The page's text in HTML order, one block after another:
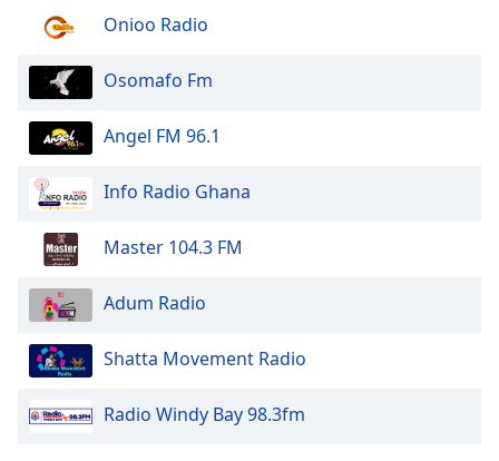
Opacity
Background
Color
Opacity
Caption
Background
Color
Onioo Radio
Osomafo Fm
Angel FM 96.1
Info Radio Ghana
Master 104.3 FM
Adum Radio
Shatta Movement Radio
Radio Windy Bay 98.3fm